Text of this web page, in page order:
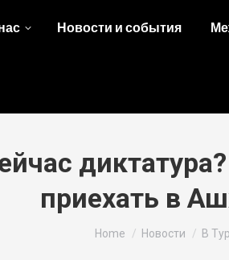
Новости и события
приехать в
You are here:
Home Новости В